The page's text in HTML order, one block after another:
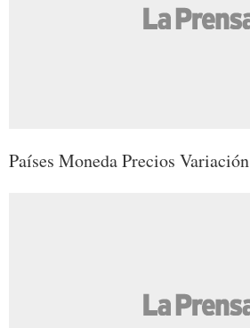
Países Moneda Precios Variación